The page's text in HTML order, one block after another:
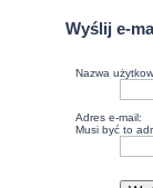
Wyślij e-
Nazwa
Adres e-mail:
Musi być to